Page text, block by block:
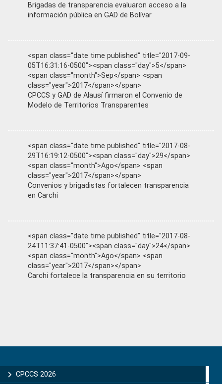
Brigadas de transparencia evaluaron acceso a la
información pública en GAD de Bolívar
<span class="date time published" title="2017-09-
05T16:31:16-0500"><span class="day">5</span>
<span class="month">Sep</span> <span
class="year">2017</span></span>
CPCCS y GAD de Alausí firmaron el Convenio de
Modelo de Territorios Transparentes
<span class="date time published" title="2017-08-
29T16:19:12-0500"><span class="day">29</span>
<span class="month">Ago</span> <span
class="year">2017</span></span>
Convenios y brigadistas fortalecen transparencia
en Carchi
<span class="date time published" title="2017-08-
24T11:37:41-0500"><span class="day">24</span>
<span class="month">Ago</span> <span
class="year">2017</span></span>
Carchi fortalece la transparencia en su territorio
Sidebar
CPCCS 2026